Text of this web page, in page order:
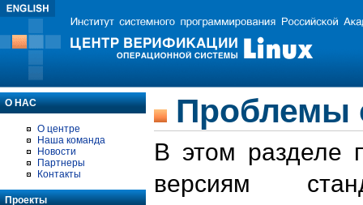
О НАС
О центре
Наша команда
Новости
Партнеры
Контакты
Проекты
Проблемы
В этом разделе
версиям